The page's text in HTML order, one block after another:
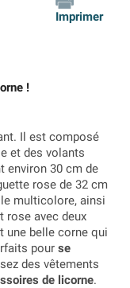
Imprimer
!
Il est composé
et des volants
environ 30 cm de
rose de 32 cm
multicolore, ainsi
rose avec deux
une belle corne qui
pour se
des vêtements
de licorne.